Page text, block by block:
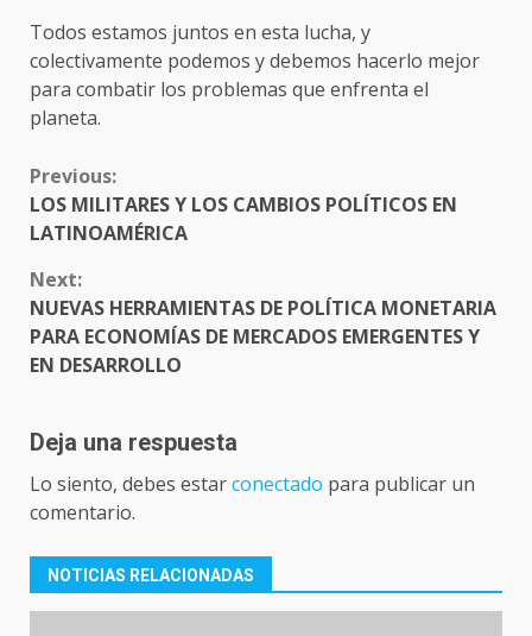
Todos estamos juntos en esta lucha, y
colectivamente podemos y debemos hacerlo mejor
para combatir los problemas que enfrenta el
planeta.
CONTINUE
READING
Previous:
LOS MILITARES Y LOS CAMBIOS POLÍTICOS EN
LATINOAMÉRICA
Next:
NUEVAS HERRAMIENTAS DE POLÍTICA MONETARIA
PARA ECONOMÍAS DE MERCADOS EMERGENTES Y
EN DESARROLLO
Deja una respuesta
Lo siento, debes estarconectado para publicar un
comentario.
NOTICIAS RELACIONADAS